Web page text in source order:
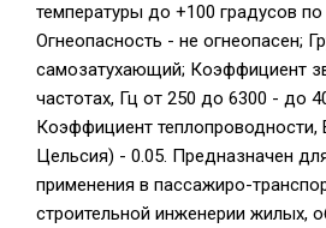
температуры до +100 градусов
Огнеопасность - не огнеопасен;
самозатухающий; Коэффициент
частотах, Гц от 250 до 6300 - до
Коэффициент теплопроводности,
Цельсия) - 0.05. Предназначен
применения в пассажиро-
строительной инженерии жилых,